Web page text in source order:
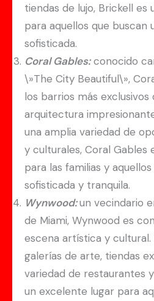
tiendas de lujo, Brickell
para aquellos que buscan
sofisticada.
Coral Gables:conocido
\»The City Beautiful\»,
los barrios más exclusivos
arquitectura
una amplia variedad de
y culturales, Coral Gables
para las familias y
sofisticada y tranquila.
Wynwood:un vecindario
de Miami, Wynwood es
escena artística y cultural.
galerías de arte, tiendas
variedad de restaurantes
un excelente lugar para